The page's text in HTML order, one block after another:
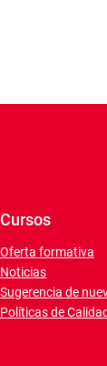
Cursos
Oferta formativa
Noticias
Sugerencia de
Políticas de